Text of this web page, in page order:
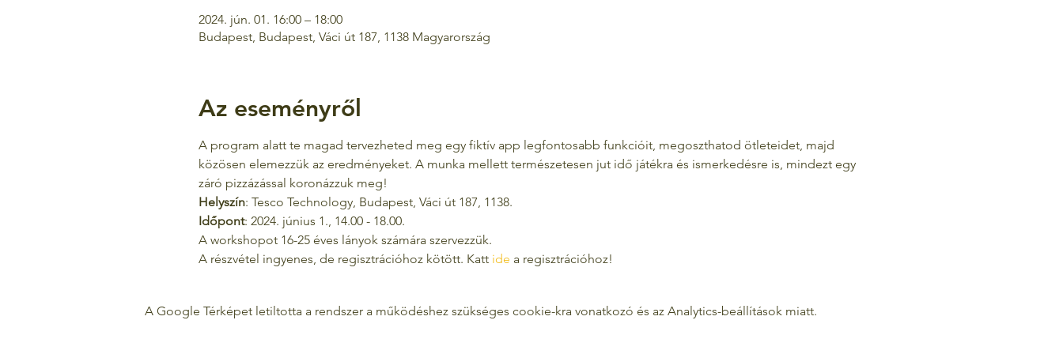
2024. jún. 01. 16:00 – 18:00
Budapest, Budapest, Váci út 187, 1138 Magyarország
Az eseményről
A program alatt te magad tervezheted meg egy fiktív app legfontosabb funkcióit, megoszthatod ötleteidet, majd
közösen elemezzük az eredményeket. A munka mellett természetesen jut idő játékra és ismerkedésre is, mindezt egy
záró pizzázással koronázzuk meg!
Helyszín: Tesco Technology, Budapest, Váci út 187, 1138.
Időpont: 2024. június 1., 14.00 - 18.00.
A workshopot 16-25 éves lányok számára szervezzük.
A részvétel ingyenes, de regisztrációhoz kötött. Katt ide a regisztrációhoz!
A Google Térképet letiltotta a rendszer a működéshez szükséges cookie-kra vonatkozó és az Analytics-beállítások miatt.